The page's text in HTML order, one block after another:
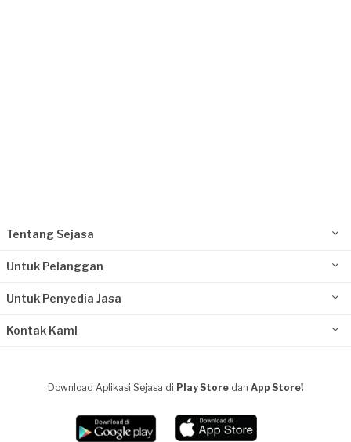
Tentang Sejasa
Untuk Pelanggan
Untuk Penyedia Jasa
Kontak Kami
Download Aplikasi Sejasa di Play Store dan App Store!